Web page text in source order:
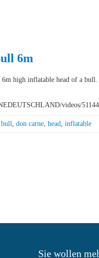
6m
high inflatable head of a
videos/
bull, don carne, head, inflatable
Sie wollen